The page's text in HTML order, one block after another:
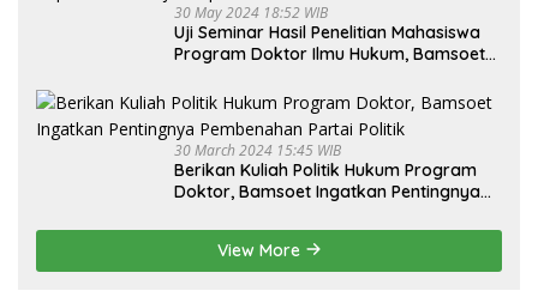
30 May 2024 18:52 WIB
Uji Seminar Hasil Penelitian Mahasiswa
Program Doktor Ilmu Hukum, Bamsoet
Senjata Api
30 March 2024 15:45 WIB
Berikan Kuliah Politik Hukum Program
Doktor, Bamsoet Ingatkan Pentingnya
View More